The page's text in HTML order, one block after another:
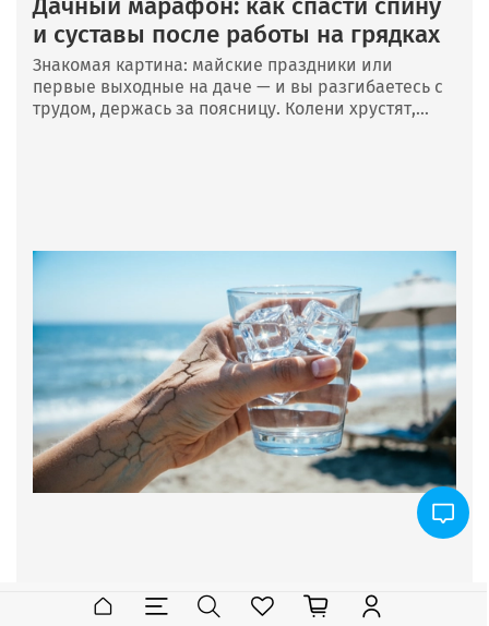
и суставы после работы на грядках
Знакомая картина: майские праздники или
первые выходные на даче — и вы разгибаетесь с
трудом, держась за поясницу. Колени хрустят,...
Сосуды под ударом: почему в жару